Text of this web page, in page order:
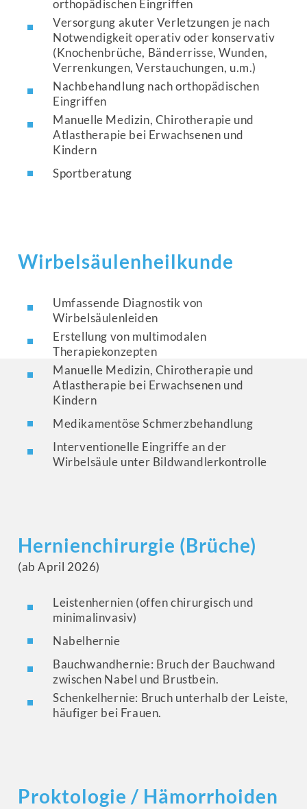
orthopädischen Eingriffen
Versorgung akuter Verletzungen je nach
Notwendigkeit operativ oder konservativ
(Knochenbrüche, Bänderrisse, Wunden,
Verrenkungen, Verstauchungen, u.m.)
Nachbehandlung nach orthopädischen
Eingriffen
Manuelle Medizin, Chirotherapie und
Atlastherapie bei Erwachsenen und
Kindern
Sportberatung
Wirbelsäulenheilkunde
Umfassende Diagnostik von
Wirbelsäulenleiden
Erstellung von multimodalen
Therapiekonzepten
Manuelle Medizin, Chirotherapie und
Atlastherapie bei Erwachsenen und
Kindern
Medikamentöse Schmerzbehandlung
Interventionelle Eingriffe an der
Wirbelsäule unter Bildwandlerkontrolle
Hernienchirurgie (Brüche)
(ab April 2026)
Leistenhernien (offen chirurgisch und
minimalinvasiv)
Nabelhernie
Bauchwandhernie: Bruch der Bauchwand
zwischen Nabel und Brustbein.
Schenkelhernie: Bruch unterhalb der Leiste,
häufiger bei Frauen.
Proktologie / Hämorrhoiden